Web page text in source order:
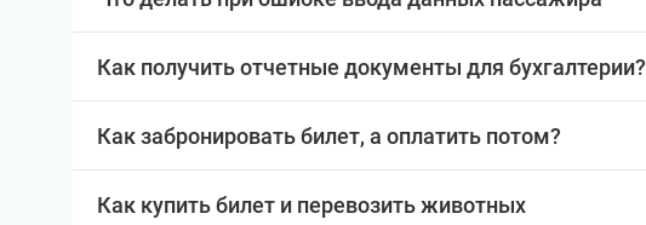
Как получить отчетные документы для бухгалтерии?
Как забронировать билет, а оплатить потом?
Как купить билет и перевозить животных